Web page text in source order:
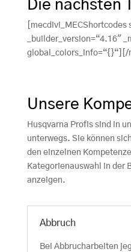
Die nächsten
[mecdivi_MECShortcodes
_builder_version=“4.16″
global_colors_info=“{}“][/
Unsere
Husqvarna Profis sind in
unterwegs. Sie können
den einzelnen
Kategorienauswahl in
anzeigen.
Abbruch
Bei Abbrucharbeiten